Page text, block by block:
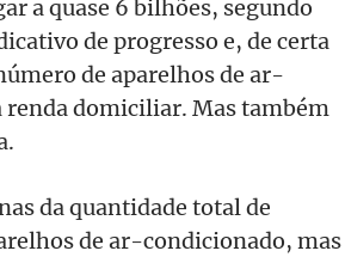
a quase 6 bilhões, segundo
de progresso e, de certa
de aparelhos de ar-
renda domiciliar. Mas também
da quantidade total de
de ar-condicionado, mas